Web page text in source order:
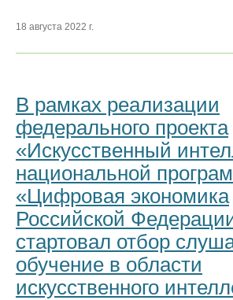
18 августа 2022 г.
В рамках реализации
федерального проекта
«Искусственный
национальной
«Цифровая экономика
Российской
стартовал отбор
обучение в области
искусственного